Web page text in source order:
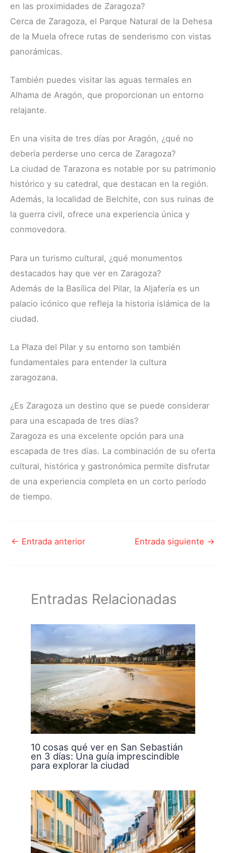
en las proximidades de Zaragoza?
Cerca de Zaragoza, el Parque Natural de la Dehesa
de la Muela ofrece rutas de senderismo con vistas
panorámicas.
También puedes visitar las aguas termales en
Alhama de Aragón, que proporcionan un entorno
relajante.
En una visita de tres días por Aragón, ¿qué no
debería perderse uno cerca de Zaragoza?
La ciudad de Tarazona es notable por su patrimonio
histórico y su catedral, que destacan en la región.
Además, la localidad de Belchite, con sus ruinas de
la guerra civil, ofrece una experiencia única y
conmovedora.
Para un turismo cultural, ¿qué monumentos
destacados hay que ver en Zaragoza?
Además de la Basílica del Pilar, la Aljafería es un
palacio icónico que refleja la historia islámica de la
ciudad.
La Plaza del Pilar y su entorno son también
fundamentales para entender la cultura
zaragozana.
¿Es Zaragoza un destino que se puede considerar
para una escapada de tres días?
Zaragoza es una excelente opción para una
escapada de tres días. La combinación de su oferta
cultural, histórica y gastronómica permite disfrutar
de una experiencia completa en un corto período
de tiempo.
← Entrada anterior Entrada siguiente →
Entradas Relacionadas
10 cosas qué ver en San Sebastián
en 3 días: Una guía imprescindible
para explorar la ciudad